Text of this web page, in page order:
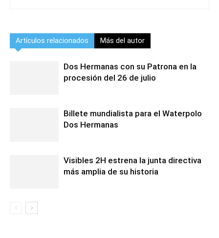
Artículos relacionados Más del autor
Dos Hermanas con su Patrona en la
procesión del 26 de julio
Billete mundialista para el Waterpolo
Dos Hermanas
Visibles 2H estrena la junta directiva
más amplia de su historia